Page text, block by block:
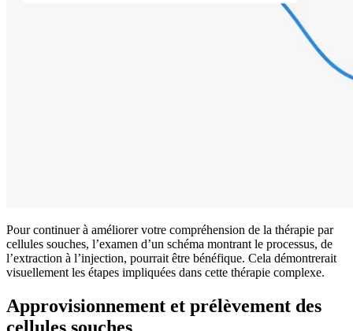
Pour continuer à améliorer votre compréhension de la thérapie par
cellules souches, l’examen d’un schéma montrant le processus, de
l’extraction à l’injection, pourrait être bénéfique. Cela démontrerait
visuellement les étapes impliquées dans cette thérapie complexe.
Approvisionnement et prélèvement des